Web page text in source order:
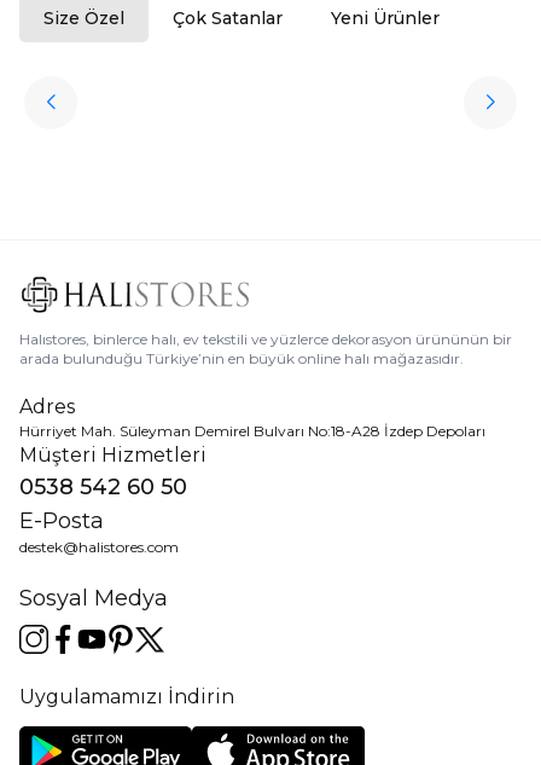
Size Özel Çok Satanlar Yeni Ürünler
Favorilere Ekle
3.909,80
Halıstores, binlerce halı, ev tekstili ve yüzlerce dekorasyon ürününün bir
arada bulunduğu Türkiye’nin en büyük online halı mağazasıdır.
Adres
Hürriyet Mah. Süleyman Demirel Bulvarı No:18-A28 İzdep Depoları
Müşteri Hizmetleri
0538 542 60 50
E-Posta
destek@halistores.com
Sosyal Medya
Uygulamamızı İndirin